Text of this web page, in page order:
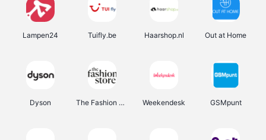
Lampen24 Tuifly.be Haarshop.nl Out at Home
Dyson The Fashion Store Weekendesk GSMpunt